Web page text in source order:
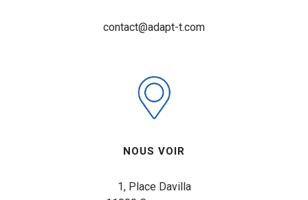
contact@adapt-t.com
NOUS VOIR
1, Place Davilla